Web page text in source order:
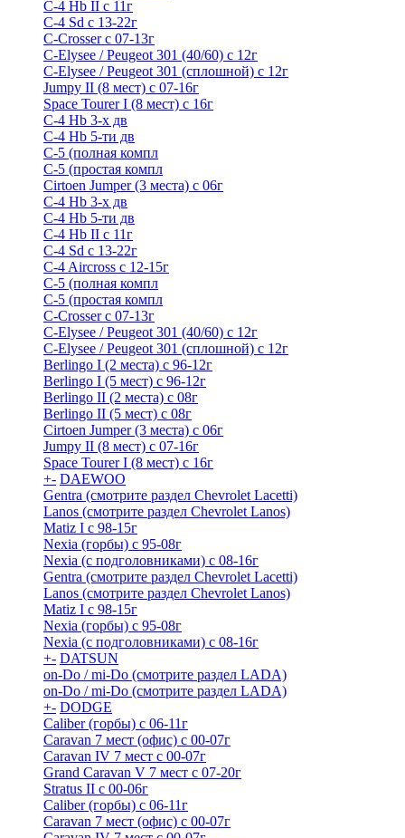
C-4 Hb II с 11г
C-4 Sd c 13-22г
C-Crosser с 07-13г
C-Elysee / Peugeot 301 (40/60) с 12г
C-Elysee / Peugeot 301 (сплошной) с 12г
Jumpy II (8 мест) с 07-16г
Space Tourer I (8 мест) с 16г
С-4 Hb 3-х дв
С-4 Hb 5-ти дв
С-5 (полная компл
С-5 (простая компл
Cirtoen Jumper (3 места) с 06г
С-4 Hb 3-х дв
С-4 Hb 5-ти дв
C-4 Hb II с 11г
C-4 Sd c 13-22г
C-4 Airсross с 12-15г
С-5 (полная компл
С-5 (простая компл
C-Crosser с 07-13г
C-Elysee / Peugeot 301 (40/60) с 12г
C-Elysee / Peugeot 301 (сплошной) с 12г
Berlingo I (2 места) с 96-12г
Berlingo I (5 мест) с 96-12г
Berlingo II (2 места) с 08г
Berlingo II (5 мест) с 08г
Cirtoen Jumper (3 места) с 06г
Jumpy II (8 мест) с 07-16г
Space Tourer I (8 мест) с 16г
+- DAEWOO
Gentra (смотрите раздел Chevrolet Lacetti)
Lanos (смотрите раздел Chevrolet Lanos)
Matiz I с 98-15г
Nexia (горбы) с 95-08г
Nexia (с подголовниками) с 08-16г
Gentra (смотрите раздел Chevrolet Lacetti)
Lanos (смотрите раздел Chevrolet Lanos)
Matiz I с 98-15г
Nexia (горбы) с 95-08г
Nexia (с подголовниками) с 08-16г
+- DATSUN
on-Do / mi-Do (смотрите раздел LADA)
on-Do / mi-Do (смотрите раздел LADA)
+- DODGE
Caliber (горбы) с 06-11г
Caravan 7 мест (офис) с 00-07г
Caravan IV 7 мест с 00-07г
Grand Caravan V 7 мест с 07-20г
Stratus II с 00-06г
Caliber (горбы) с 06-11г
Caravan 7 мест (офис) с 00-07г